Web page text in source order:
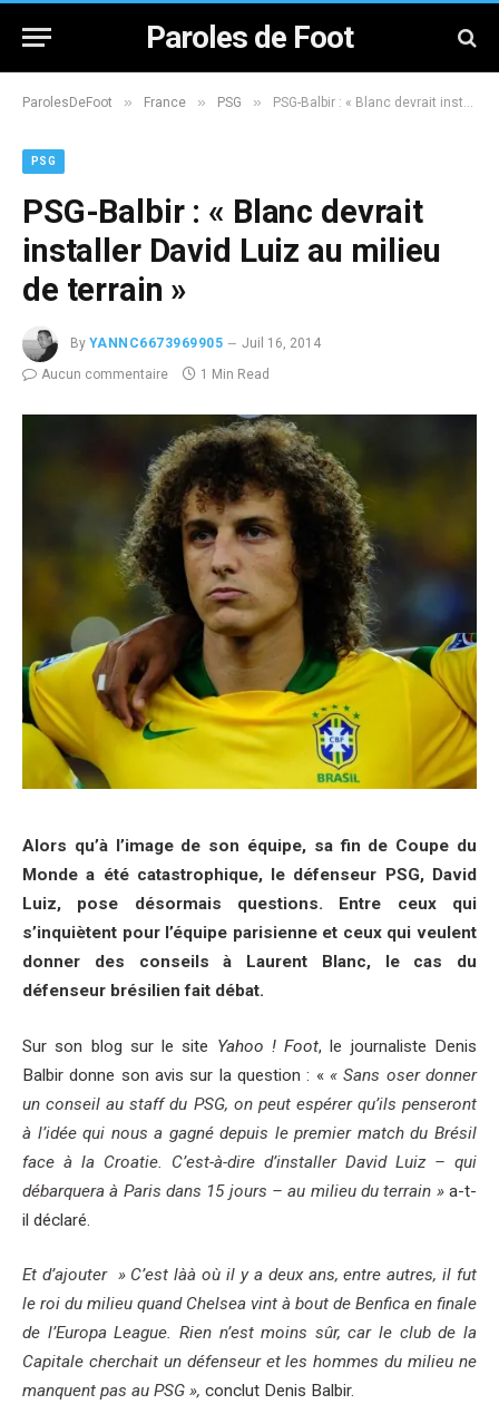
Paroles de Foot
ParolesDeFoot » France » PSG » PSG-Balbir : « Blanc devrait installer David Luiz au milieu de terrain »
PSG
PSG-Balbir : « Blanc devrait
installer David Luiz au milieu
de terrain »
By YANNC6673969905
Juil 16, 2014
Aucun commentaire
1 Min Read
Alors qu’à l’image de son équipe, sa fin de Coupe du
Monde a été catastrophique, le défenseur PSG, David
Luiz, pose désormais questions. Entre ceux qui
s’inquiètent pour l’équipe parisienne et ceux qui veulent
donner des conseils à Laurent Blanc, le cas du
défenseur brésilien fait débat.
Sur son blog sur le site Yahoo ! Foot, le journaliste Denis
Balbir donne son avis sur la question : « « Sans oser donner
un conseil au staff du PSG, on peut espérer qu’ils penseront
à l’idée qui nous a gagné depuis le premier match du Brésil
face à la Croatie. C’est-à-dire d’installer David Luiz – qui
débarquera à Paris dans 15 jours – au milieu du terrain » a-t-
il déclaré.
Et d’ajouter » C’est làà où il y a deux ans, entre autres, il fut
le roi du milieu quand Chelsea vint à bout de Benfica en finale
de l’Europa League. Rien n’est moins sûr, car le club de la
Capitale cherchait un défenseur et les hommes du milieu ne
manquent pas au PSG », conclut Denis Balbir.